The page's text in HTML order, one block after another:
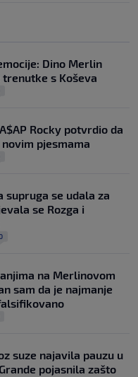
Dino Merlin
s Koševa
Rocky potvrdio da
pjesmama
supruga se udala za
se Rozga i
na Merlinovom
sam da je najmanje
suze najavila pauzu u
pojasnila zašto